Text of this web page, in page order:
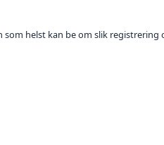
helst kan be om slik registrering